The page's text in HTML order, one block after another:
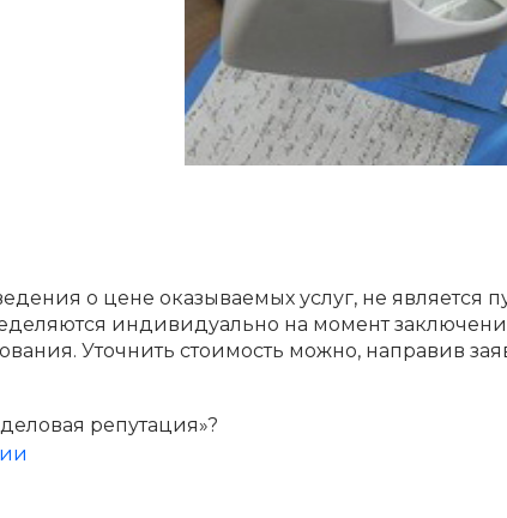
о цене оказываемых услуг, не является
индивидуально на момент
Уточнить стоимость можно, направив
репутация»?